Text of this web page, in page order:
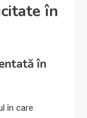
în
în
în care